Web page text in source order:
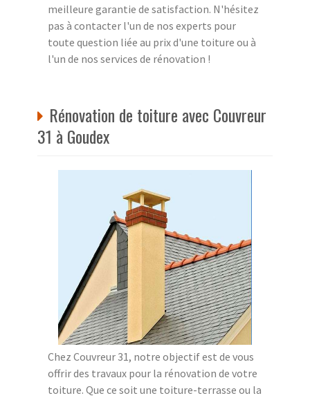
meilleure garantie de satisfaction. N'hésitez
pas à contacter l'un de nos experts pour
toute question liée au prix d'une toiture ou à
l'un de nos services de rénovation !
Rénovation de toiture avec Couvreur
31 à Goudex
Chez Couvreur 31, notre objectif est de vous
offrir des travaux pour la rénovation de votre
toiture. Que ce soit une toiture-terrasse ou la